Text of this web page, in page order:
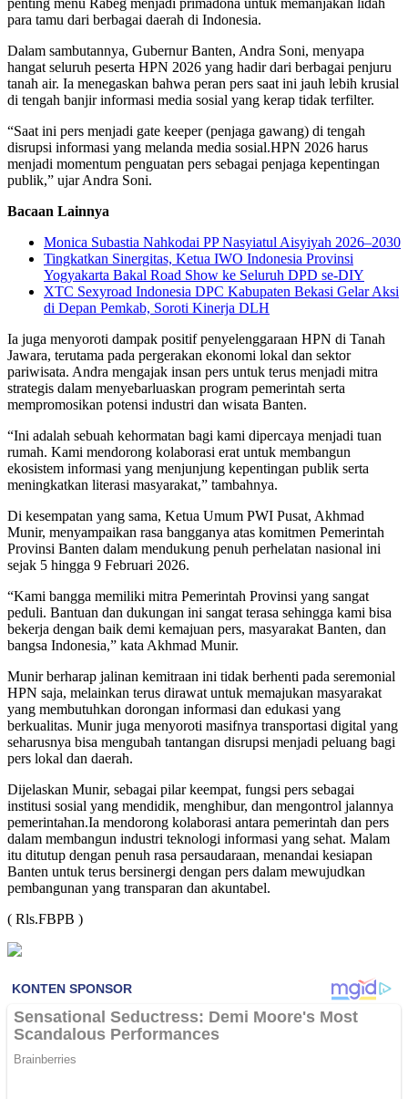
para tamu dari berbagai daerah di Indonesia.
Dalam sambutannya, Gubernur Banten, Andra Soni, menyapa
hangat seluruh peserta HPN 2026 yang hadir dari berbagai penjuru
tanah air. Ia menegaskan bahwa peran pers saat ini jauh lebih krusial
di tengah banjir informasi media sosial yang kerap tidak terfilter.
“Saat ini pers menjadi gate keeper (penjaga gawang) di tengah
disrupsi informasi yang melanda media sosial.HPN 2026 harus
menjadi momentum penguatan pers sebagai penjaga kepentingan
publik,” ujar Andra Soni.
Bacaan Lainnya
Monica Subastia Nahkodai PP Nasyiatul Aisyiyah 2026–2030
Tingkatkan Sinergitas, Ketua IWO Indonesia Provinsi
Yogyakarta Bakal Road Show ke Seluruh DPD se-DIY
XTC Sexyroad Indonesia DPC Kabupaten Bekasi Gelar Aksi
di Depan Pemkab, Soroti Kinerja DLH
Ia juga menyoroti dampak positif penyelenggaraan HPN di Tanah
Jawara, terutama pada pergerakan ekonomi lokal dan sektor
pariwisata. Andra mengajak insan pers untuk terus menjadi mitra
strategis dalam menyebarluaskan program pemerintah serta
mempromosikan potensi industri dan wisata Banten.
“Ini adalah sebuah kehormatan bagi kami dipercaya menjadi tuan
rumah. Kami mendorong kolaborasi erat untuk membangun
ekosistem informasi yang menjunjung kepentingan publik serta
meningkatkan literasi masyarakat,” tambahnya.
Di kesempatan yang sama, Ketua Umum PWI Pusat, Akhmad
Munir, menyampaikan rasa bangganya atas komitmen Pemerintah
Provinsi Banten dalam mendukung penuh perhelatan nasional ini
sejak 5 hingga 9 Februari 2026.
“Kami bangga memiliki mitra Pemerintah Provinsi yang sangat
peduli. Bantuan dan dukungan ini sangat terasa sehingga kami bisa
bekerja dengan baik demi kemajuan pers, masyarakat Banten, dan
bangsa Indonesia,” kata Akhmad Munir.
Munir berharap jalinan kemitraan ini tidak berhenti pada seremonial
HPN saja, melainkan terus dirawat untuk memajukan masyarakat
yang membutuhkan dorongan informasi dan edukasi yang
berkualitas. Munir juga menyoroti masifnya transportasi digital yang
seharusnya bisa mengubah tantangan disrupsi menjadi peluang bagi
pers lokal dan daerah.
Dijelaskan Munir, sebagai pilar keempat, fungsi pers sebagai
institusi sosial yang mendidik, menghibur, dan mengontrol jalannya
pemerintahan.Ia mendorong kolaborasi antara pemerintah dan pers
dalam membangun industri teknologi informasi yang sehat. Malam
itu ditutup dengan penuh rasa persaudaraan, menandai kesiapan
Banten untuk terus bersinergi dengan pers dalam mewujudkan
pembangunan yang transparan dan akuntabel.
( Rls.FBPB )